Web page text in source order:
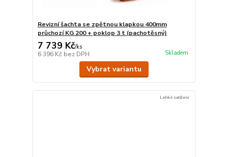
Revizní šachta se zpětnou klapkou 400mm
průchozí KG 200 + poklop 3 t (pachotěsný)
7 739 Kč/ks
6 396 Kč bez DPH Skladem
Vybrat variantu
Lehké zatížení